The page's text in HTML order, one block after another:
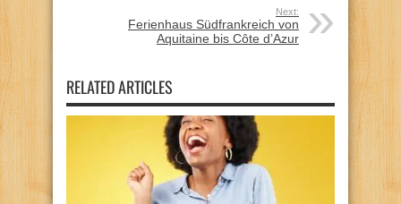
Next:
Ferienhaus Südfrankreich von
Aquitaine bis Côte d’Azur
RELATED ARTICLES